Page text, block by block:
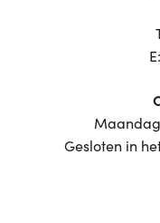
E:
Gesloten in